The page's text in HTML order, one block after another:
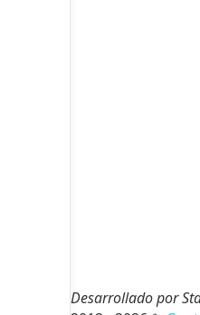
Desarrollado por